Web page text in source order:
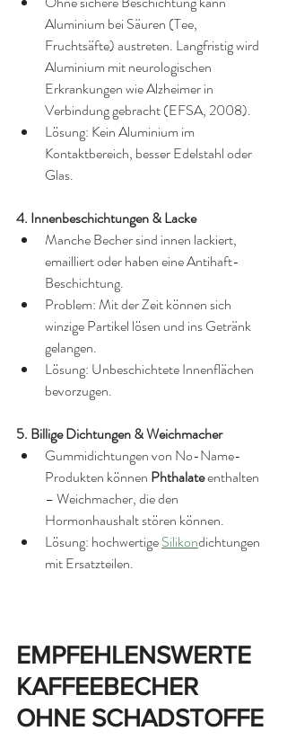
Aluminium bei Säuren (Tee,
Fruchtsäfte) austreten. Langfristig wird
Aluminium mit neurologischen
Erkrankungen wie Alzheimer in
Verbindung gebracht (EFSA, 2008).
Lösung: Kein Aluminium im
Kontaktbereich, besser Edelstahl oder
Glas.
4. Innenbeschichtungen & Lacke
Manche Becher sind innen lackiert,
emailliert oder haben eine Antihaft-
Beschichtung.
Problem: Mit der Zeit können sich
winzige Partikel lösen und ins Getränk
gelangen.
Lösung: Unbeschichtete Innenflächen
bevorzugen.
5. Billige Dichtungen & Weichmacher
Gummidichtungen von No-Name-
Produkten können Phthalate enthalten
– Weichmacher, die den
Hormonhaushalt stören können.
Lösung: hochwertige Silikondichtungen
mit Ersatzteilen.
EMPFEHLENSWERTE
KAFFEEBECHER
OHNE SCHADSTOFFE